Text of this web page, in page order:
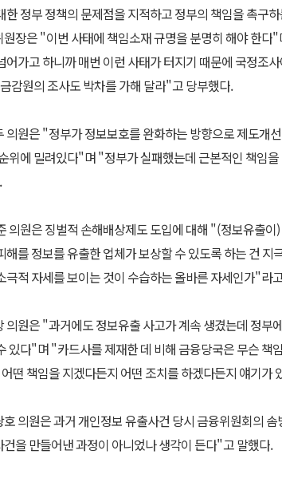
한 정부 정책의 문제점을 지적하고 정부의 책임을 촉구
원장은"이번 사태에 책임소재 규명을 분명히 해야 한다"
어가고 하니까 매번 이런 사태가 터지기 때문에 국정조
감원의 조사도 박차를 가해 달라"고 당부했다.
의원은"정부가 정보보호를 완화하는 방향으로 제도개
위에 밀려있다"며"정부가 실패했는데 근본적인 책임
.
의원은 징벌적 손해배상제도 도입에 대해 "(정보유출이)
해를 정보를 유출한 업체가 보상할 수 있도록 하는 건 지
극적 자세를 보이는 것이 수습하는 올바른 자세인가"라
의원은"과거에도 정보유출 사고가 계속 생겼는데 정부
있다"며"카드사를 제재한 데 비해 금융당국은 무슨 책
어떤 책임을 지겠다든지 어떤 조치를 하겠다든지 얘기가
의원은 과거 개인정보 유출사건 당시 금융위원회의
을 만들어낸 과정이 아니었나 생각이 든다"고 말했다.